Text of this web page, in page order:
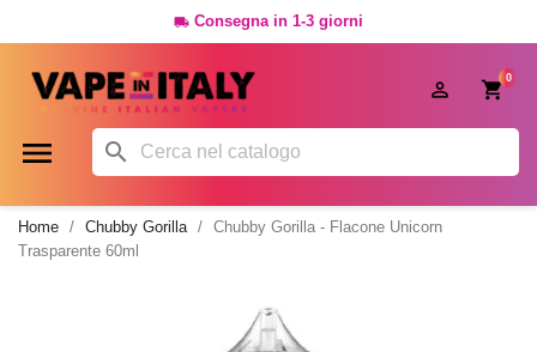
 Consegna in 1-3 giorni
0

 
Home Chubby Gorilla
Chubby Gorilla - Flacone Unicorn
Trasparente 60ml